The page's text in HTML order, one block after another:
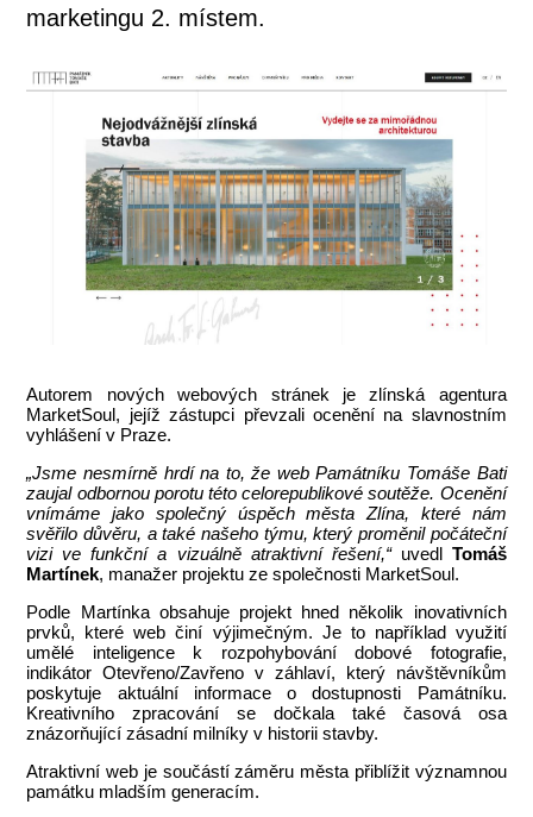
marketingu 2. místem.
Autorem nových webových stránek je zlínská agentura
MarketSoul, jejíž zástupci převzali ocenění na slavnostním
vyhlášení v Praze.
„Jsme nesmírně hrdí na to, že web Památníku Tomáše Bati
zaujal odbornou porotu této celorepublikové soutěže. Ocenění
vnímáme jako společný úspěch města Zlína, které nám
svěřilo důvěru, a také našeho týmu, který proměnil počáteční
vizi ve funkční a vizuálně atraktivní řešení,“uvedl Tomáš
Martínek, manažer projektu ze společnosti MarketSoul.
Podle Martínka obsahuje projekt hned několik inovativních
prvků, které web činí výjimečným. Je to například využití
umělé inteligence k rozpohybování dobové fotografie,
indikátor Otevřeno/Zavřeno v záhlaví, který návštěvníkům
poskytuje aktuální informace o dostupnosti Památníku.
Kreativního zpracování se dočkala také časová osa
znázorňující zásadní milníky v historii stavby.
Atraktivní web je součástí záměru města přiblížit významnou
památku mladším generacím.